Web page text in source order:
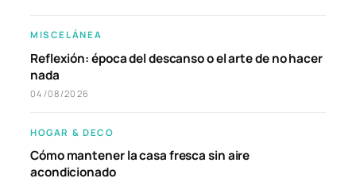
MISCELÁNEA
Reflexión: época del descanso o el arte de no hacer
nada
04/08/2026
HOGAR & DECO
Cómo mantener la casa fresca sin aire
acondicionado